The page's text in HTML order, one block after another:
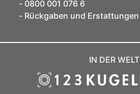
0800 001 076 6
Rückgaben und Erstattungen
IN DER WELT